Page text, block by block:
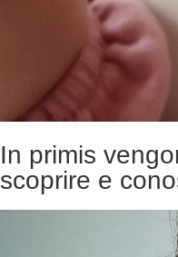
In primis
scoprire e